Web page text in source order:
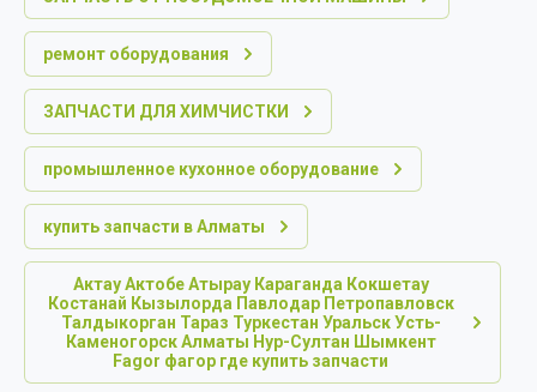
ремонт оборудования
ЗАПЧАСТИ ДЛЯ ХИМЧИСТКИ
промышленное кухонное оборудование
купить запчасти в Алматы
Актау Актобе Атырау Караганда Кокшетау
Костанай Кызылорда Павлодар Петропавловск
Талдыкорган Тараз Туркестан Уральск Усть-
Каменогорск Алматы Нур-Султан Шымкент
Fagor фагор где купить запчасти